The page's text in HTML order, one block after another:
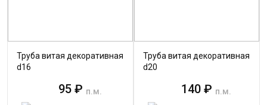
Труба витая декоративная
d16
95 ₽ п.м.
Труба витая декоративная
d20
140 ₽ п.м.